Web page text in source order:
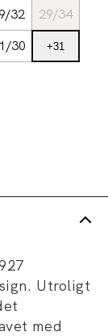
32
29/34
30 +31
Utroligt
med